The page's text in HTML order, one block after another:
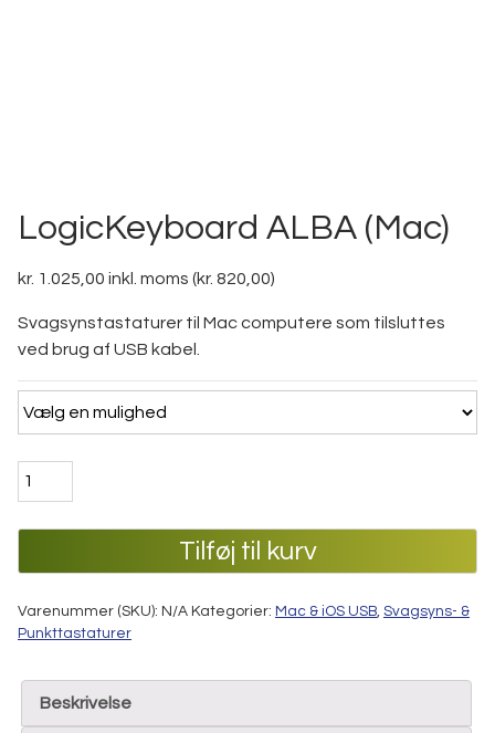
LogicKeyboard ALBA (Mac)
kr. 1.025,00 inkl. moms (kr. 820,00)
Svagsynstastaturer til Mac computere som tilsluttes
ved brug af USB kabel.
LogicKeyboard
ALBA
(Mac)
Tilføj til kurv
Varenummer (SKU): N/A Kategorier: Mac & iOS USB, Svagsyns- &
Punkttastaturer
Beskrivelse